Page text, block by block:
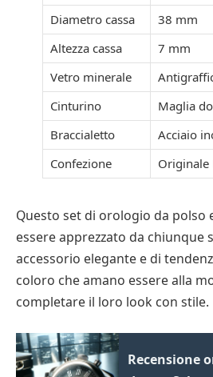
Diametro cassa
38 mm
Altezza cassa
7 mm
Vetro minerale
Cinturino
Maglia
Braccialetto
Acciaio
Confezione
Originale
Questo set di orologio da polso
essere apprezzato da chiunque
accessorio elegante e di
coloro che amano essere alla
completare il loro look con stile.
Recensione